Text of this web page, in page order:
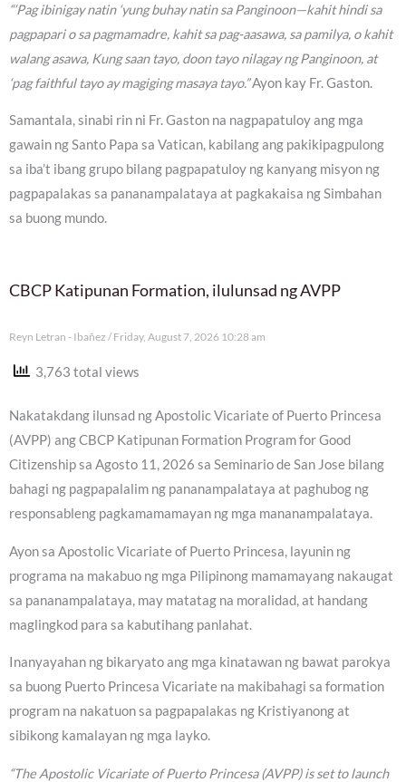
“‘Pag ibinigay natin ‘yung buhay natin sa Panginoon—kahit hindi sa
pagpapari o sa pagmamadre, kahit sa pag-aasawa, sa pamilya, o kahit
walang asawa, Kung saan tayo, doon tayo nilagay ng Panginoon, at
‘pag faithful tayo ay magiging masaya tayo.”Ayon kay Fr. Gaston.
Samantala, sinabi rin ni Fr. Gaston na nagpapatuloy ang mga
gawain ng Santo Papa sa Vatican, kabilang ang pakikipagpulong
sa iba’t ibang grupo bilang pagpapatuloy ng kanyang misyon ng
pagpapalakas sa pananampalataya at pagkakaisa ng Simbahan
sa buong mundo.
CBCP Katipunan Formation, ilulunsad ng AVPP
Reyn Letran - Ibañez Friday, August 7, 2026 10:28 am
3,763 total views
Nakatakdang ilunsad ng Apostolic Vicariate of Puerto Princesa
(AVPP) ang CBCP Katipunan Formation Program for Good
Citizenship sa Agosto 11, 2026 sa Seminario de San Jose bilang
bahagi ng pagpapalalim ng pananampalataya at paghubog ng
responsableng pagkamamamayan ng mga mananampalataya.
Ayon sa Apostolic Vicariate of Puerto Princesa, layunin ng
programa na makabuo ng mga Pilipinong mamamayang nakaugat
sa pananampalataya, may matatag na moralidad, at handang
maglingkod para sa kabutihang panlahat.
Inanyayahan ng bikaryato ang mga kinatawan ng bawat parokya
sa buong Puerto Princesa Vicariate na makibahagi sa formation
program na nakatuon sa pagpapalakas ng Kristiyanong at
sibikong kamalayan ng mga layko.
“The Apostolic Vicariate of Puerto Princesa (AVPP) is set to launch